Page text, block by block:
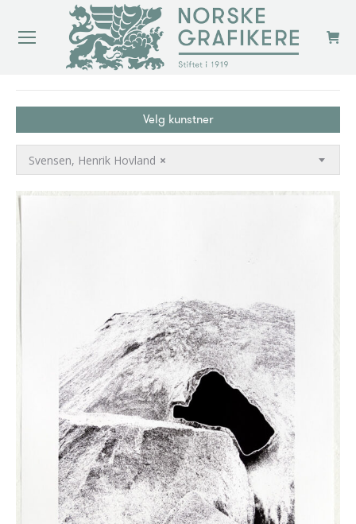
Velg kunstner
×
Svensen, Henrik Hovland